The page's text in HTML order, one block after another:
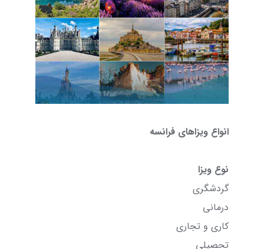
انواع ویزاهای فرانسه
نوع ویزا
گردشگری
درمانی
کاری و تجاری
تحصیلی